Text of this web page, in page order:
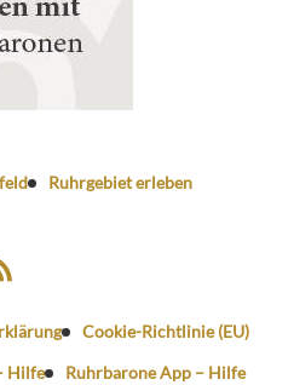
Ruhrgebiet erleben
Cookie-Richtlinie (EU)
Hilfe
Ruhrbarone App – Hilfe